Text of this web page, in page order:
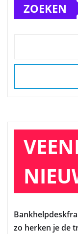
ZOEKEN
zo herken je de